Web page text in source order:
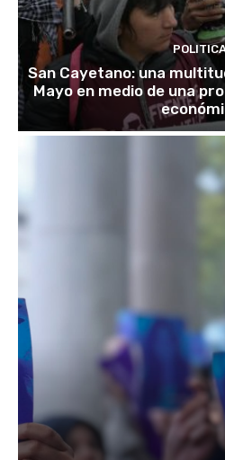
San Cayetano: una
Mayo en medio de una